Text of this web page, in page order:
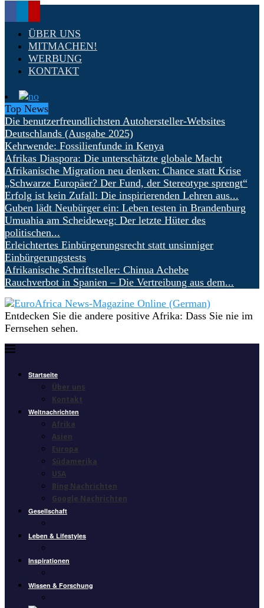
ÜBER UNS
MITMACHEN!
WERBUNG
KONTAKT
Top News
Die benutzerfreundlichsten Autohersteller-Websites
Deutschlands (Ausgabe 2025)
Kehrwende: Fossilienfunde in Kenya
Afrikas Diaspora: Die unterschätzte globale Macht
Afrikanische Migration neu denken: Chance statt Krise
„Schwarze Europäer? Der Fund, der Stereotype sprengt“
Erfolg ist kein Zufall: Die inspirierenden Lehren aus...
Guben lädt Neubürger ein: Leben testen in Brandenburg
Umuahia am Scheideweg: Der letzte Hüter des
politischen...
Erleichtertes Einbürgerungsrecht statt unsinniger
Einbürgerungstests
Afrikanische Schriftsteller: Chinua Achebe
Rauchverbot in Spanien – Die Vertreibung aus dem...
Entdecken Sie die andere positive Afrika: Dass Sie nie im
Fernsehen sehen.
Startseite
Über uns
Kontakt
Weltnachrichten
Afrika
Asien
Europa
Südamerika
USA
Bing Nachrichten
Google Nachrichten
Gesellschaft
Leben & Lifestyles
Inspirationen
Wissen & Forschung